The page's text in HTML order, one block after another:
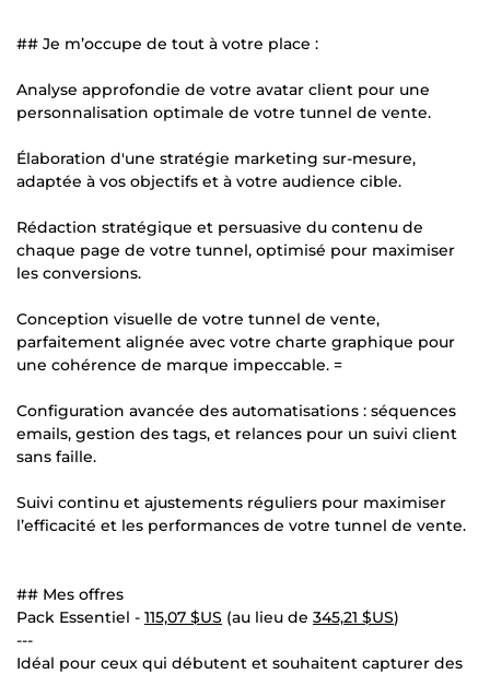
## Je m’occupe de tout à votre place :
Analyse approfondie de votre avatar client pour une
personnalisation optimale de votre tunnel de vente.
Élaboration d'une stratégie marketing sur-mesure,
adaptée à vos objectifs et à votre audience cible.
Rédaction stratégique et persuasive du contenu de
chaque page de votre tunnel, optimisé pour maximiser
les conversions.
Conception visuelle de votre tunnel de vente,
parfaitement alignée avec votre charte graphique pour
une cohérence de marque impeccable. =
Configuration avancée des automatisations : séquences
emails, gestion des tags, et relances pour un suivi client
sans faille.
Suivi continu et ajustements réguliers pour maximiser
l’efficacité et les performances de votre tunnel de vente.
## Mes offres
Pack Essentiel - 115,07 $US (au lieu de 345,21 $US)
---
Idéal pour ceux qui débutent et souhaitent capturer des